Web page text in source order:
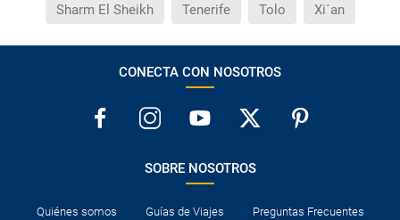
Sharm El Sheikh Tenerife Tolo Xi´an
CONECTA CON NOSOTROS
SOBRE NOSOTROS
Quiénes somos Guías de Viajes Preguntas Frecuentes